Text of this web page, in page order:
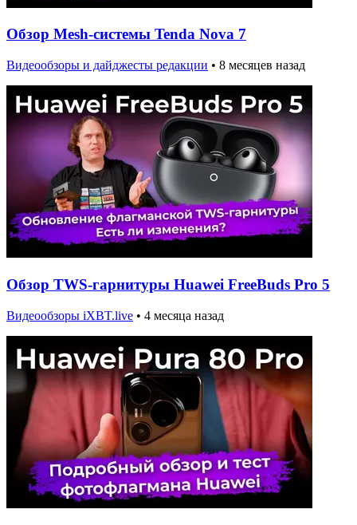
Обзор Mesh-системы Tenda Nova 7
Видеообзоры и дайджесты редакции • 8 месяцев назад
Обзор TWS-гарнитуры Huawei FreeBuds Pro 5
Видеообзоры iXBT.live • 4 месяца назад